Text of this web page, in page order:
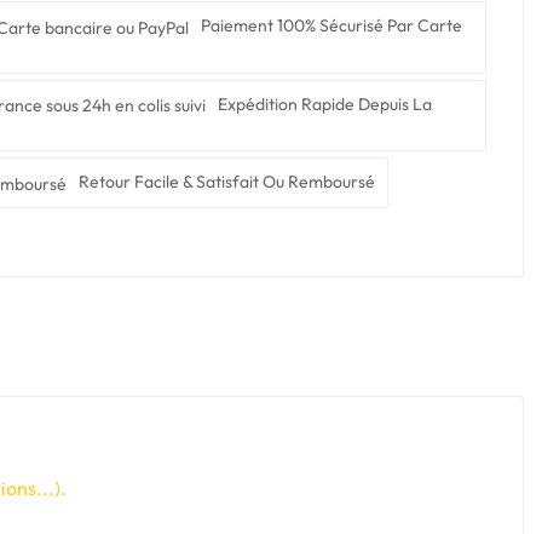
Paiement 100% Sécurisé Par Carte
Expédition Rapide Depuis La
Retour Facile & Satisfait Ou Remboursé